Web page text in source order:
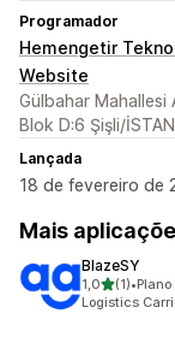
Programador
Hemengetir
Website
Gülbahar Mahallesi
Blok D:6 Şişli/
Lançada
18 de fevereiro de
Mais
BlazeSY
1,0de 5
(1)
1 total de
•
Logistics